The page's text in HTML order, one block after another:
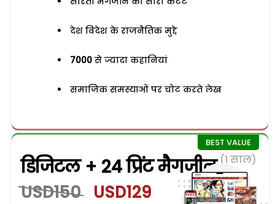
देश विदेश के राजनैतिक मुद्दे
7000 से ज्यादा कहानियां
समाजिक समस्याओं पर चोट करते लेख
डिजिटल + 24 प्रिंट मैगजीन (1 साल)
USD150 USD129